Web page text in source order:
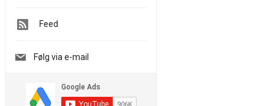
Feed
Følg via e-mail